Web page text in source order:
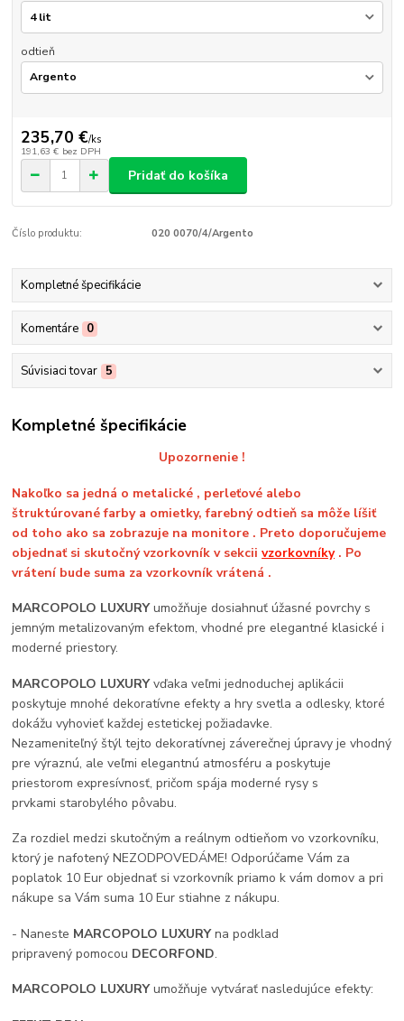
odtieň
235,70 €/ks
191,63 € bez DPH
Pridať do košíka
Číslo produktu: 020 0070/4/Argento
Kompletné špecifikácie
Komentáre 0
Súvisiaci tovar 5
Kompletné špecifikácie
Upozornenie !
Nakoľko sa jedná o metalické , perleťové alebo
štruktúrované farby a omietky, farebný odtieň sa môže líšiť
od toho ako sa zobrazuje na monitore . Preto doporučujeme
objednať si skutočný vzorkovník v sekciivzorkovníky. Po
vrátení bude suma za vzorkovník vrátená .
MARCOPOLO LUXURYumožňuje dosiahnuť úžasné povrchy s
jemným metalizovaným efektom, vhodné pre elegantné klasické i
moderné priestory.
MARCOPOLO LUXURYvďaka veľmi jednoduchej aplikácii
poskytuje mnohé dekoratívne efekty a hry svetla a odlesky, ktoré
dokážu vyhovieť každej estetickej požiadavke.
Nezameniteľný štýl tejto dekoratívnej záverečnej úpravy je vhodný
pre výraznú, ale veľmi elegantnú atmosféru a poskytuje
priestorom expresívnosť, pričom spája moderné rysy s
prvkami starobylého pôvabu.
Za rozdiel medzi skutočným a reálnym odtieňom vo vzorkovníku,
ktorý je nafotený NEZODPOVEDÁME! Odporúčame Vám za
poplatok 10 Eur objednať si vzorkovník priamo k vám domov a pri
nákupe sa Vám suma 10 Eur stiahne z nákupu.
- Naneste MARCOPOLO LUXURYna podklad
pripravený pomocou DECORFOND.
MARCOPOLO LUXURYumožňuje vytvárať nasledujúce efekty: